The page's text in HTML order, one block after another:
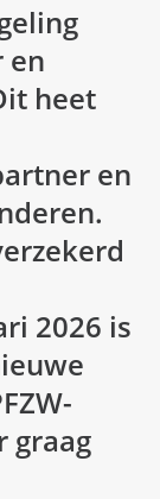
en
heet
en
2026 is
graag